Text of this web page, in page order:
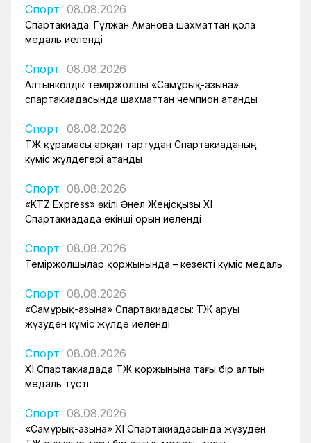
Спорт 08.08.2026
Спартакиада: Гүлжан Аманова шахматтан қола
медаль иеленді
Спорт 08.08.2026
Алтынкөлдік теміржолшы «Самұрық-Қазына»
спартакиадасында шахматтан чемпион атанды
Спорт 08.08.2026
ҚТЖ құрамасы арқан тартудан Спартакиаданың
күміс жүлдегері атанды
Спорт 08.08.2026
«KTZ Express» өкілі Әнел Жеңісқызы XI
Спартакиадада екінші орын иеленді
Спорт 08.08.2026
Теміржолшылар қоржынында – кезекті күміс медаль
Спорт 08.08.2026
«Самұрық-Қазына» Спартакиадасы: ҚТЖ аруы
жүзуден күміс жүлде иеленді
Спорт 08.08.2026
XI Спартакиадада ҚТЖ қоржынына тағы бір алтын
медаль түсті
Спорт 08.08.2026
«Самұрық-Қазына» XI Спартакиадасында жүзуден